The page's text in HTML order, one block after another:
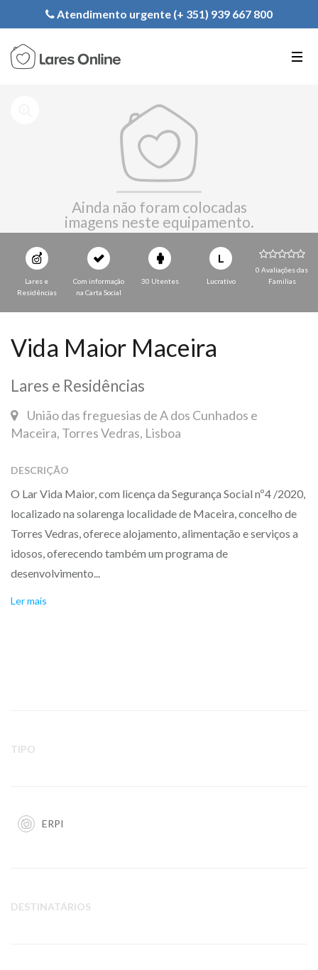
Registe a sua Instituição
Atendimento urgente (+ 351) 939 667 800
Ainda não foram colocadas
imagens neste equipamento.
Lares e
Residências
Com informação
na Carta Social
30 Utentes
L
Lucrativo
0 Avaliações das
Familias
Vida Maior Maceira
Lares e Residências
União das freguesias de A dos Cunhados e
Maceira, Torres Vedras, Lisboa
DESCRIÇÃO
O Lar Vida Maior, com licença da Segurança Social nº4 /2020,
localizado na solarenga localidade de Maceira, concelho de
Torres Vedras, oferece alojamento, alimentação e serviços a
idosos, oferecendo também um programa de
desenvolvimento...
Ler mais
TIPO
ERPI
DESTINATÁRIOS